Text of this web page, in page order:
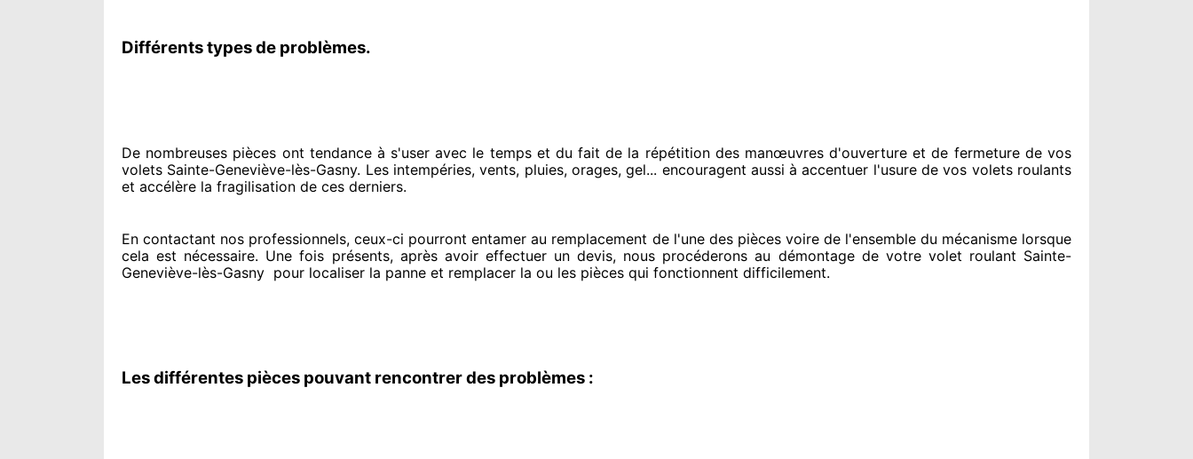
Différents types de problèmes.
De nombreuses pièces ont tendance à s'user avec le temps et du fait de la répétition des manœuvres d'ouverture et de fermeture de vos
volets Sainte-Geneviève-lès-Gasny. Les intempéries, vents, pluies, orages, gel... encouragent aussi à accentuer l'usure de vos volets roulants
et accélère la fragilisation de ces derniers.
En contactant nos professionnels, ceux-ci pourront entamer au remplacement de l'une des pièces voire de l'ensembledu mécanisme lorsque
cela est nécessaire. Une fois présents, après avoir effectuerun devis, nous procéderons au démontage de votre volet roulant Sainte-
Geneviève-lès-Gasny pour localiser la panne et remplacer la ou les pièces qui fonctionnent difficilement.
Les différentes pièces pouvant rencontrer des problèmes :